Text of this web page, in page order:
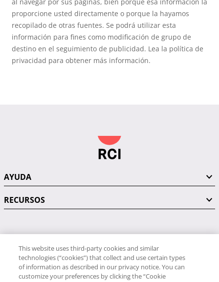
proporcione usted directamente o porque la hayamos
recopilado de otras fuentes. Se podrá utilizar esta
información para fines como modificación de grupo de
destino en el seguimiento de publicidad. Lea la política de
privacidad para obtener más información.
AYUDA
RECURSOS
PÓNGASE EN CONTACTO CON NOSOTROS
This website uses third-party cookies and similar
technologies (“cookies”) that collect and use certain types
of information as described in our privacy notice. You can
customize your preferences by clicking the “Cookie